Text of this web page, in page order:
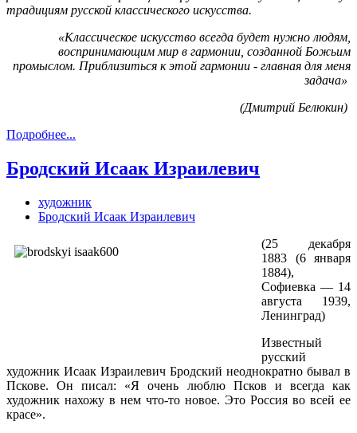
традициям русской классического искусства.
«Классическое искусство всегда будет нужно людям,
воспринимающим мир в гармонии, созданной Божьим
промыслом. Приблизиться к этой гармонии - главная для меня
задача»
(Дмитрий Белюкин)
Подробнее...
Бродский Исаак Израилевич
художник
Бродский Исаак Израилевич
(25 декабря
1883 (6 января
1884),
Софиевка — 14
августа 1939,
Ленинград)
Известный
русский
художник Исаак Израилевич Бродский неоднократно бывал в
Пскове. Он писал: «Я очень люблю Псков и всегда как
художник нахожу в нем что-то новое. Это Россия во всей ее
красе».